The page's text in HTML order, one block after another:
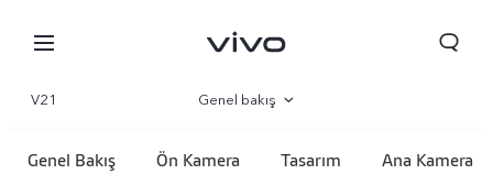
V21 Genel bakış
Genel Bakış Ön Kamera Tasarım Ana Kamera